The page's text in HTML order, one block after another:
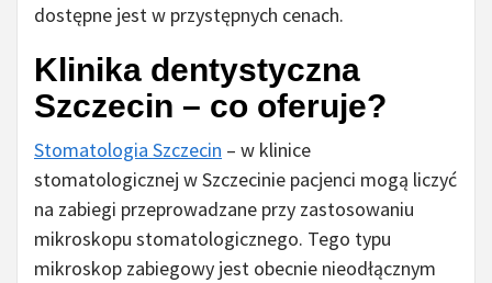
dostępne jest w przystępnych cenach.
Klinika dentystyczna
Szczecin – co oferuje?
Stomatologia Szczecin – w klinice
stomatologicznej w Szczecinie pacjenci mogą liczyć
na zabiegi przeprowadzane przy zastosowaniu
mikroskopu stomatologicznego. Tego typu
mikroskop zabiegowy jest obecnie nieodłącznym